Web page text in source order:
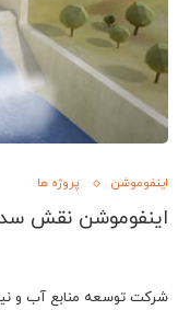
اینفوموشن پروژه ها
اینفوموشن نقش